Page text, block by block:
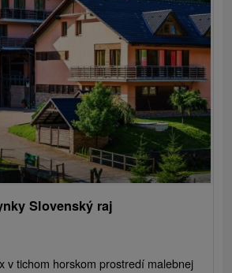
Slovenský raj
v tichom horskom prostredí malebnej